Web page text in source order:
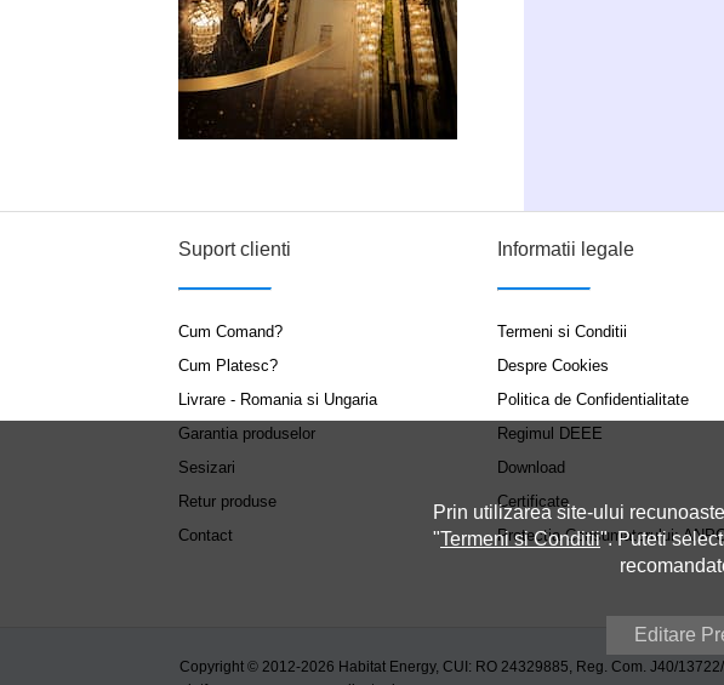
Suport clienti
Cum Comand?
Cum Platesc?
Livrare - Romania si Ungaria
Garantia produselor
Sesizari
Retur produse
Contact
Informatii legale
Termeni si Conditii
Despre Cookies
Politica de Confidentialitate
Regimul DEEE
Download
Certificate
Protecția Consumatorului:
Copyright © 2012-2026 Habitat Energy, CUI: RO 24329885, Reg. Com. J40/
Prin utilizarea site-ului
"Termeni si Conditii". Puteti
Editare